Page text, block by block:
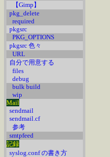
【Gimp】
pkg_delete
required
pkgsrc
PKG_OPTIONS
pkgsrc 色々
URL
自分で用意する
files
debug
bulk build
wip
Mail
sendmail
sendmail.cf
参考
smtpfeed
記録
syslog.conf の書き方